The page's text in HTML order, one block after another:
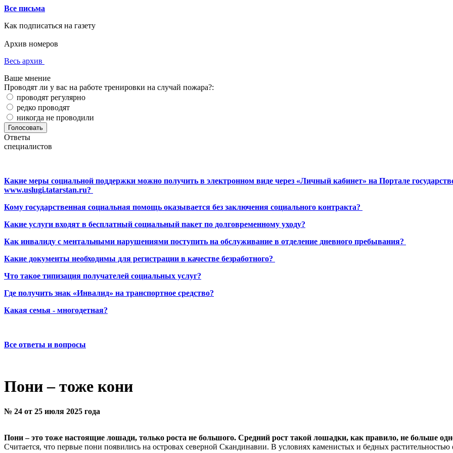
Все письма
Как подписаться на газету
Архив номеров
Весь архив
Ваше мнение
Проводят ли у вас на работе тренировки на случай пожара?:
проводят регулярно
редко проводят
никогда не проводили
Ответы
специалистов
Какие меры социальной поддержки можно получить в электронном виде через «Личный кабинет» на Портале
www.uslugi.tatarstan.ru?
Кому государственная социальная помощь оказывается без заключения социального контракта?
Какие услуги входят в бесплатный социальный пакет по долговременному уходу?
Как инвалиду с ментальными нарушениями поступить на обслуживание в отделение дневного пребывания?
Какие документы необходимы для регистрации в качестве безработного?
Что такое типизация получателей социальных услуг?
Где получить знак «Инвалид» на транспортное средство?
Какая семья - многодетная?
Все ответы и вопросы
Пони – тоже кони
№ 24 от 25 июля 2025 года
Пони – это тоже настоящие лошади, только роста не большого. Средний рост такой лошадки, как правило, не больше
Считается, что первые пони появились на островах северной Скандинавии. В условиях каменистых и бедных